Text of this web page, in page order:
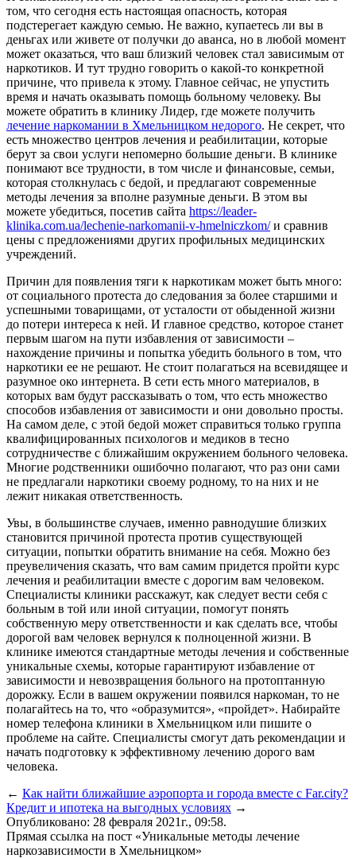
том, что сегодня есть настоящая опасность, которая
подстерегает каждую семью. Не важно, купаетесь ли вы в
деньгах или живете от получки до аванса, но в любой момент
может оказаться, что ваш близкий человек стал зависимым от
наркотиков. И тут трудно говорить о какой-то конкретной
причине, что привела к этому. Главное сейчас, не упустить
время и начать оказывать помощь больному человеку. Вы
можете обратить в клинику Лидер, где можете получить
лечение наркомании в Хмельницком недорого. Не секрет, что
есть множество центров лечения и реабилитации, которые
берут за свои услуги непомерно большие деньги. В клинике
понимают все трудности, в том числе и финансовые, семьи,
которая столкнулась с бедой, и предлагают современные
методы лечения за вполне разумные деньги. В этом вы
можете убедиться, посетив сайта https://leader-
klinika.com.ua/lechenie-narkomanii-v-hmelniczkom/и сравнив
цены с предложениями других профильных медицинских
учреждений.
Причин для появления тяги к наркотикам может быть много:
от социального протеста до следования за более старшими и
успешными товарищами, от усталости от обыденной жизни
до потери интереса к ней. И главное средство, которое станет
первым шагом на пути избавления от зависимости –
нахождение причины и попытка убедить больного в том, что
наркотики ее не решают. Не стоит полагаться на всевидящее и
разумное око интернета. В сети есть много материалов, в
которых вам будут рассказывать о том, что есть множество
способов избавления от зависимости и они довольно просты.
На самом деле, с этой бедой может справиться только группа
квалифицированных психологов и медиков в тесно
сотрудничестве с ближайшим окружением больного человека.
Многие родственники ошибочно полагают, что раз они сами
не предлагали наркотики своему родному, то на них и не
лежит никакая ответственность.
Увы, в большинстве случаев, именно равнодушие близких
становится причиной протеста против существующей
ситуации, попытки обратить внимание на себя. Можно без
преувеличения сказать, что вам самим придется пройти курс
лечения и реабилитации вместе с дорогим вам человеком.
Специалисты клиники расскажут, как следует вести себя с
больным в той или иной ситуации, помогут понять
собственную меру ответственности и как сделать все, чтобы
дорогой вам человек вернулся к полноценной жизни. В
клинике имеются стандартные методы лечения и собственные
уникальные схемы, которые гарантируют избавление от
зависимости и невозвращения больного на протоптанную
дорожку. Если в вашем окружении появился наркоман, то не
полагайтесь на то, что «образумится», «пройдет». Набирайте
номер телефона клиники в Хмельницком или пишите о
проблеме на сайте. Специалисты смогут дать рекомендации и
начать подготовку к эффективному лечению дорого вам
человека.
← Как найти ближайшие аэропорта и города вместе с Far.city?
Кредит и ипотека на выгодных условиях →
Опубликовано: 28 февраля 2021г., 09:58.
Прямая ссылка на пост «Уникальные методы лечение
наркозависимости в Хмельницком»